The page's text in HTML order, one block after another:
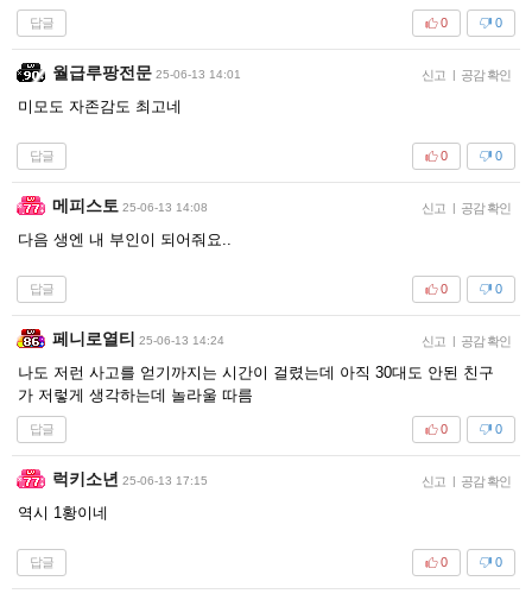
답글 0
0
월급루팡전문 25-06-13 14:01 신고 | 공감 확인
미모도 자존감도 최고네
답글 0
0
메피스토 25-06-13 14:08 신고 | 공감 확인
다음 생엔 내 부인이 되어줘요..
답글 0
0
페니로열티 25-06-13 14:24 신고 | 공감 확인
나도 저런 사고를 얻기까지는 시간이 걸렸는데 아직 30대도 안된 친구
가 저렇게 생각하는데 놀라울 따름
답글 0
0
럭키소년 25-06-13 17:15 신고 | 공감 확인
역시 1황이네
답글 0
0